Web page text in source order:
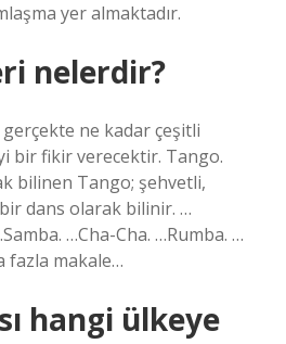
yer almaktadır.
nelerdir?
ne kadar çeşitli
bir fikir verecektir. Tango.
bilinen Tango; şehvetli,
dans olarak bilinir. …
…Cha-Cha. …Rumba. …
fazla makale…
hangi ülkeye